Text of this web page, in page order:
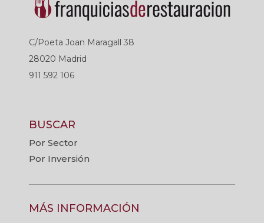
C/Poeta Joan Maragall 38
28020 Madrid
911 592 106
BUSCAR
Por Sector
Por Inversión
MÁS INFORMACIÓN